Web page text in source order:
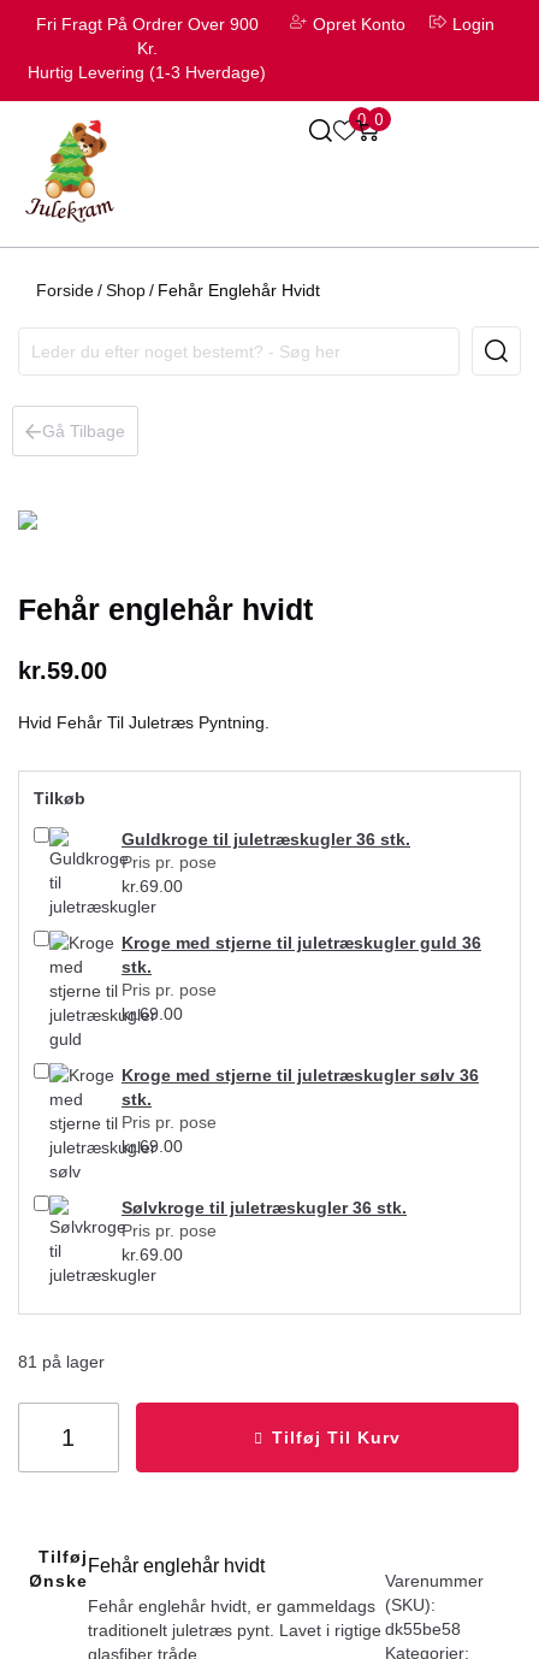
Fri Fragt På Ordrer Over 900
Kr.
Hurtig Levering (1-3 Hverdage)
Opret Konto Login
0 0
Forside/Shop/ Fehår Englehår Hvidt
Gå Tilbage
Fehår englehår hvidt
kr.59.00
Hvid Fehår Til Juletræs Pyntning.
Tilkøb
Guldkroge til juletræskugler 36 stk.
Pris pr. pose
kr.69.00
Kroge med stjerne til juletræskugler guld 36
stk.
Pris pr. pose
kr.69.00
Kroge med stjerne til juletræskugler sølv 36
stk.
Pris pr. pose
kr.69.00
Sølvkroge til juletræskugler 36 stk.
Pris pr. pose
kr.69.00
81 på lager
Tilføj Til Kurv
Tilføj Til
Ønskeliste
Fehår englehår hvidt
Fehår englehår hvidt, er gammeldags
traditionelt juletræs pynt. Lavet i rigtige
glasfiber tråde.
Varenummer
(SKU):
dk55be58
Kategorier: